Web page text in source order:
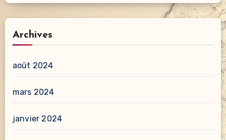
Archives
août 2024
mars 2024
janvier 2024